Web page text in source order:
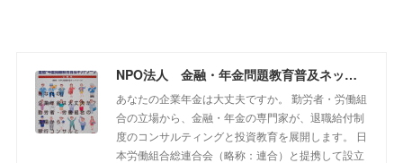
NPO法人 金融・年金問題教育普及ネットワーク
あなたの企業年金は大丈夫ですか。 勤労者・労働組
合の立場から、金融・年金の専門家が、退職給付制
度のコンサルティングと投資教育を展開します。 日
本労働組合総連合会（略称：連合）と提携して設立